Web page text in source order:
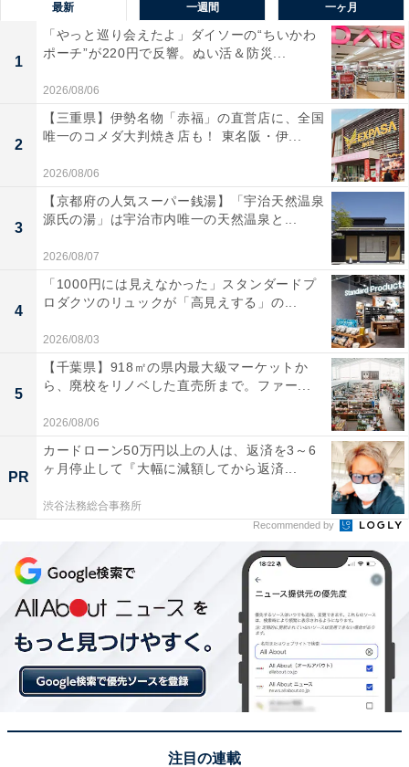
最新 一週間 一ヶ月
1
「やっと巡り会えたよ」ダイソーの“ちいかわ
ポーチ”が220円で反響。ぬい活＆防災...
2026/08/06
2
【三重県】伊勢名物「赤福」の直営店に、全国
唯一のコメダ大判焼き店も！ 東名阪・伊...
2026/08/06
3
【京都府の人気スーパー銭湯】「宇治天然温泉
源氏の湯」は宇治市内唯一の天然温泉と...
2026/08/07
4
「1000円には見えなかった」スタンダードプ
ロダクツのリュックが「高見えする」の...
2026/08/03
5
【千葉県】918㎡の県内最大級マーケットか
ら、廃校をリノベした直売所まで。ファー...
2026/08/06
PR
カードローン50万円以上の人は、返済を3～6
ヶ月停止して『大幅に減額してから返済...
渋谷法務総合事務所
Recommended by
注目の連載